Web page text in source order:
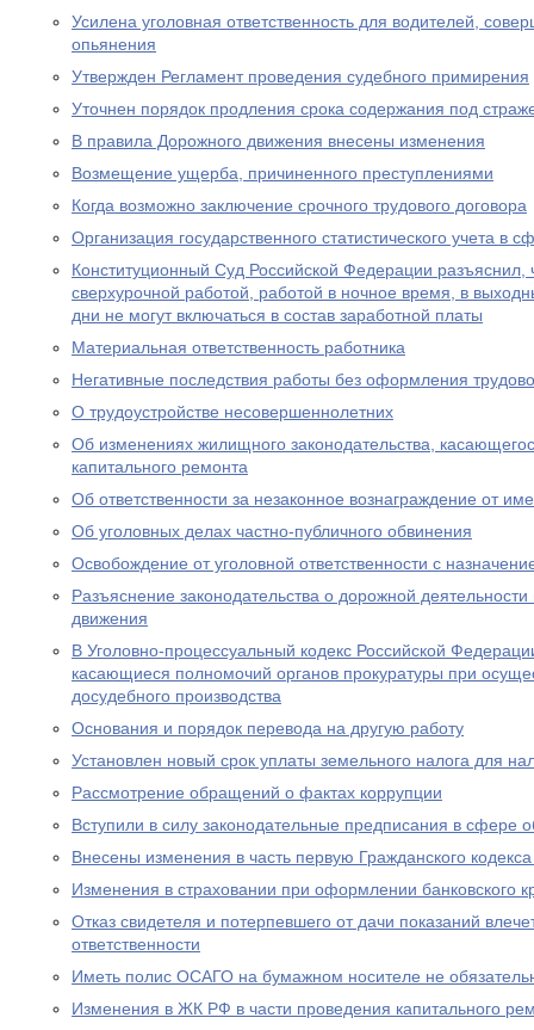
Усилена уголовная ответственность для водителей,
опьянения
Утвержден Регламент проведения судебного примирения
Уточнен порядок продления срока содержания под
В правила Дорожного движения внесены изменения
Возмещение ущерба, причиненного преступлениями
Когда возможно заключение срочного трудового договора
Организация государственного статистического учета в
Конституционный Суд Российской Федерации разъяснил,
сверхурочной работой, работой в ночное время, в
дни не могут включаться в состав заработной платы
Материальная ответственность работника
Негативные последствия работы без оформления
О трудоустройстве несовершеннолетних
Об изменениях жилищного законодательства,
капитального ремонта
Об ответственности за незаконное вознаграждение от
Об уголовных делах частно-публичного обвинения
Освобождение от уголовной ответственности с
Разъяснение законодательства о дорожной
движения
В Уголовно-процессуальный кодекс Российской
касающиеся полномочий органов прокуратуры при
досудебного производства
Основания и порядок перевода на другую работу
Установлен новый срок уплаты земельного налога для
Рассмотрение обращений о фактах коррупции
Вступили в силу законодательные предписания в сфере
Внесены изменения в часть первую Гражданского
Изменения в страховании при оформлении банковского
Отказ свидетеля и потерпевшего от дачи показаний
ответственности
Иметь полис ОСАГО на бумажном носителе не
Изменения в ЖК РФ в части проведения капитального